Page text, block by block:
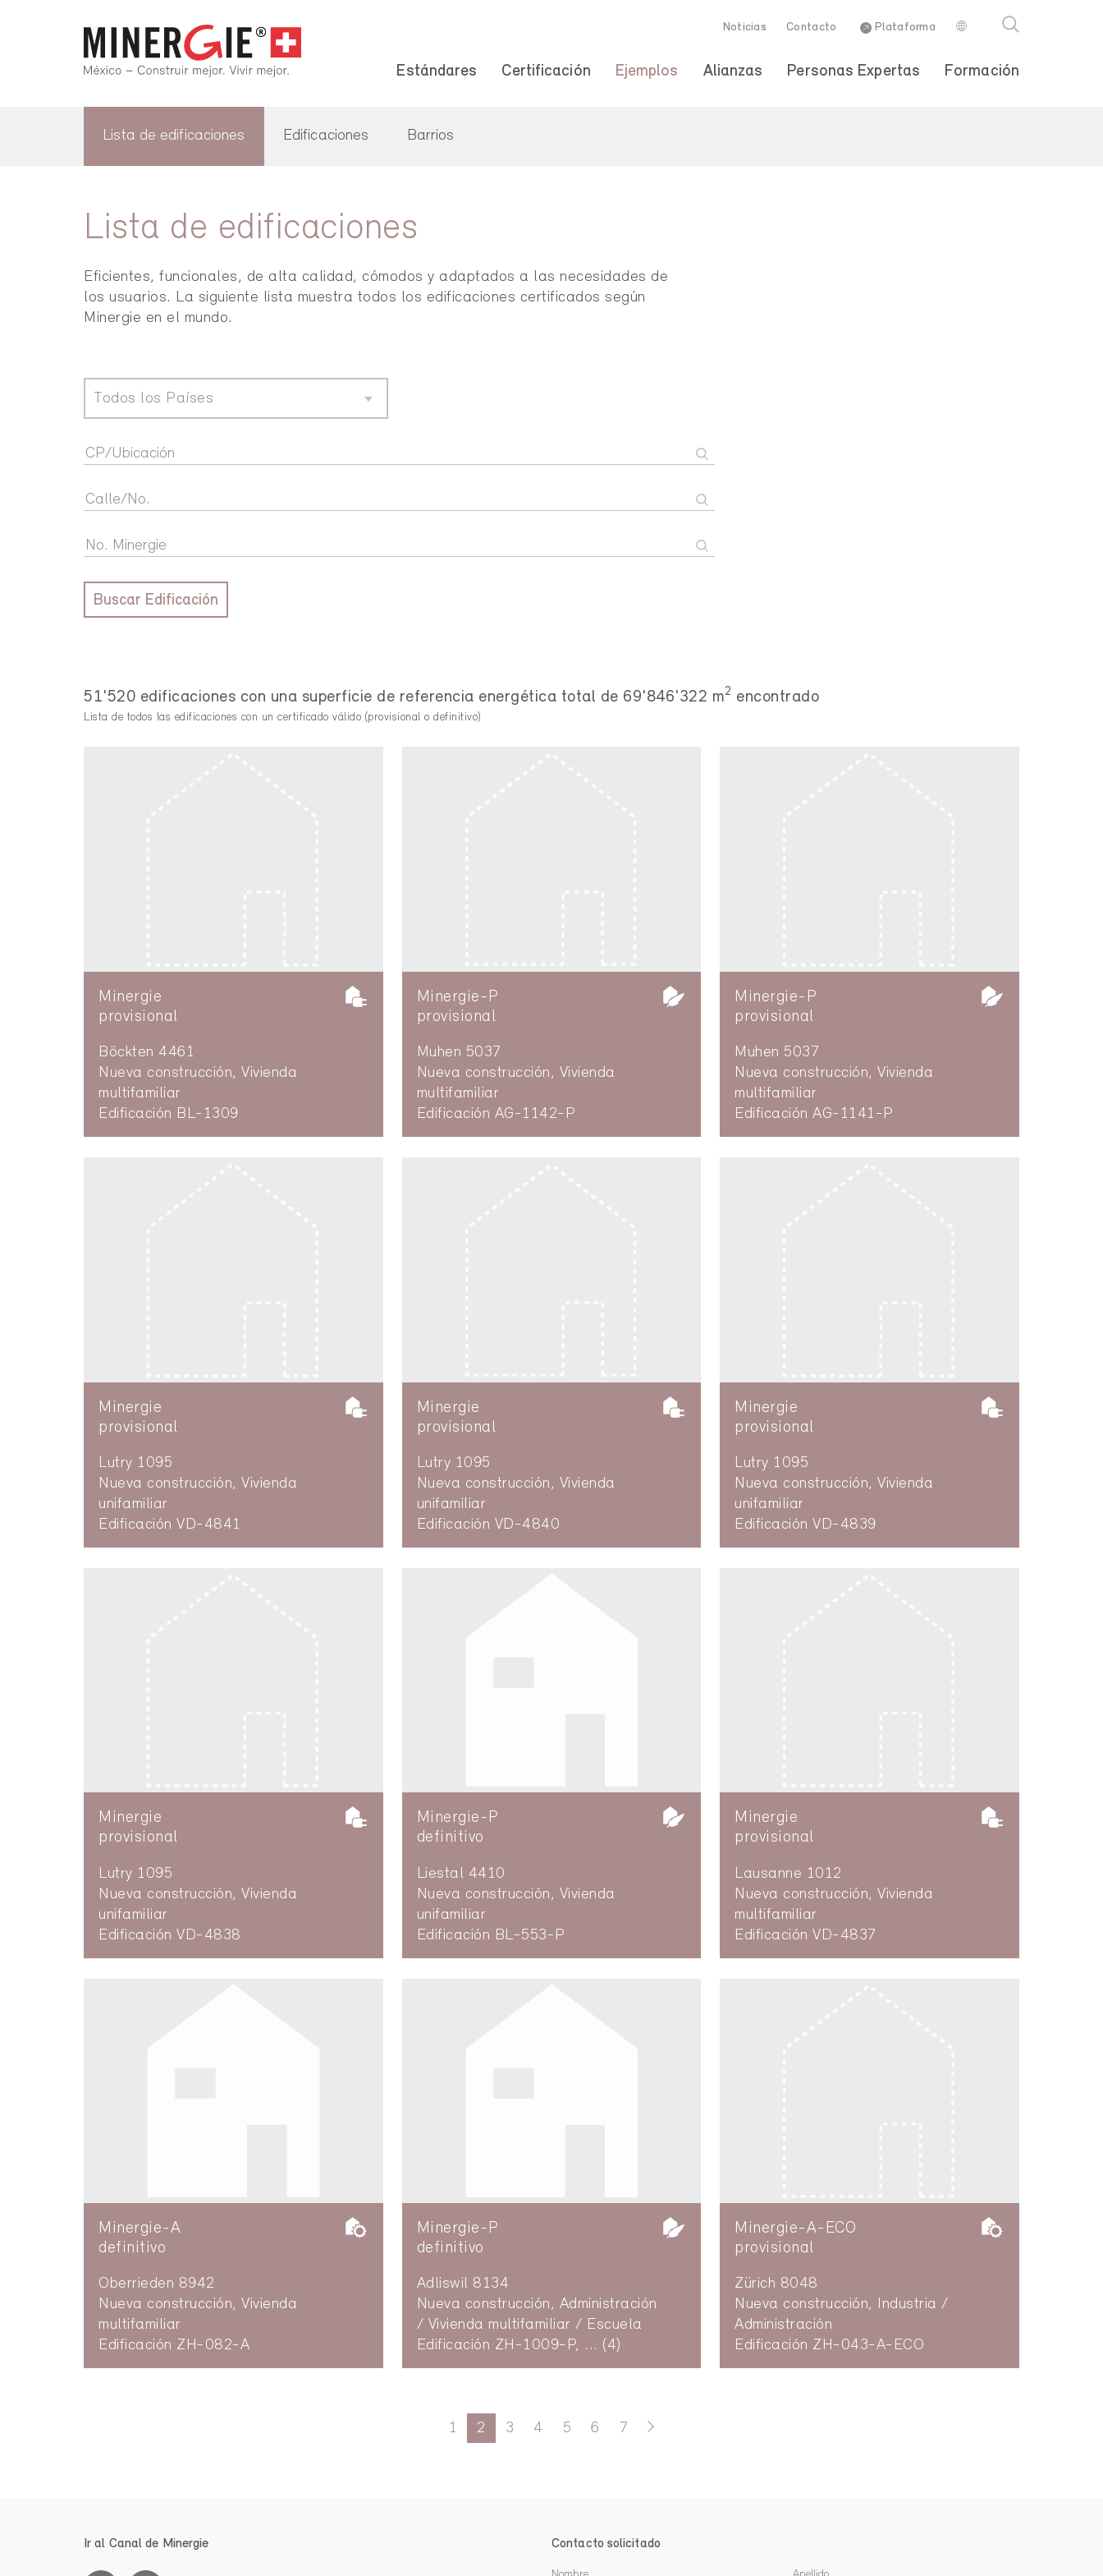
Estándares Certificación Ejemplos Alianzas Personas Expertas Formación
Noticias Contacto Plataforma
Lista de edificaciones Edificaciones Barrios
Lista de edificaciones
Eficientes, funcionales, de alta calidad, cómodos y adaptados a las necesidades de
los usuarios. La siguiente lista muestra todos los edificaciones certificados según
Minergie en el mundo.
Todos los Países
Buscar Edificación
51'520 edificaciones con una superficie de referencia energética total de 69'846'322 m2 encontrado
Lista de todos las edificaciones con un certificado válido (provisional o definitivo)
Minergie
provisional
Böckten 4461
Nueva construcción, Vivienda
multifamiliar
Edificación BL-1309
Minergie-P
provisional
Muhen 5037
Nueva construcción, Vivienda
multifamiliar
Edificación AG-1142-P
Minergie-P
provisional
Muhen 5037
Nueva construcción, Vivienda
multifamiliar
Edificación AG-1141-P
Minergie
provisional
Lutry 1095
Nueva construcción, Vivienda
unifamiliar
Edificación VD-4841
Minergie
provisional
Lutry 1095
Nueva construcción, Vivienda
unifamiliar
Edificación VD-4840
Minergie
provisional
Lutry 1095
Nueva construcción, Vivienda
unifamiliar
Edificación VD-4839
Minergie
provisional
Lutry 1095
Nueva construcción, Vivienda
unifamiliar
Edificación VD-4838
Minergie-P
definitivo
Liestal 4410
Nueva construcción, Vivienda
unifamiliar
Edificación BL-553-P
Minergie
provisional
Lausanne 1012
Nueva construcción, Vivienda
multifamiliar
Edificación VD-4837
Minergie-A
definitivo
Oberrieden 8942
Nueva construcción, Vivienda
multifamiliar
Edificación ZH-082-A
Minergie-P
definitivo
Adliswil 8134
Nueva construcción, Administración
/ Vivienda multifamiliar / Escuela
Edificación ZH-1009-P, ... (4)
Minergie-A-ECO
provisional
Zürich 8048
Nueva construcción, Industria /
Administración
Edificación ZH-043-A-ECO
1 2 3 4 5 6 7
Ir al Canal de Minergie Contacto solicitado